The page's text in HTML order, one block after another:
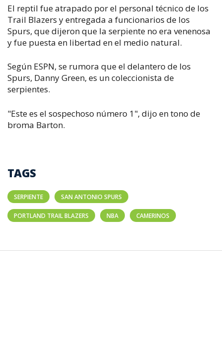
El reptil fue atrapado por el personal técnico de los
Trail Blazers y entregada a funcionarios de los
Spurs, que dijeron que la serpiente no era venenosa
y fue puesta en libertad en el medio natural.
Según ESPN, se rumora que el delantero de los
Spurs, Danny Green, es un coleccionista de
serpientes.
"Este es el sospechoso número 1", dijo en tono de
broma Barton.
TAGS
SERPIENTE SAN ANTONIO SPURS
PORTLAND TRAIL BLAZERS NBA CAMERINOS